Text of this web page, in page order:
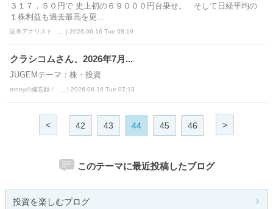
３１７．５０円で 史上初の６９０００円台乗せ。 そして日経平均の
１株利益も過去最高を更...
証券アナリスト ... | 2026.06.16 Tue 08:19
クラシコムさん、2026年7月...
JUGEMテーマ：株・投資
rennyの備忘録 / ... | 2026.06.16 Tue 07:13
< 42 43 44 45 46 >
このテーマに最近投稿したブログ
投資を楽しむブログ